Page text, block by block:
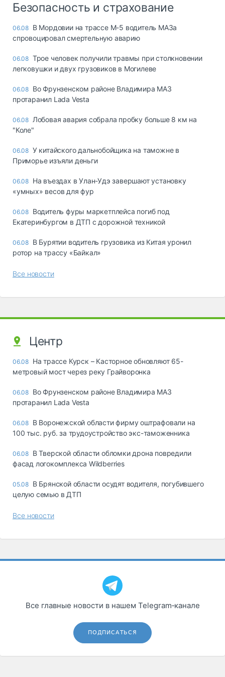
Безопасность и страхование
06.08 В Мордовии на трассе М-5 водитель МАЗа
спровоцировал смертельную аварию
06.08 Трое человек получили травмы при столкновении
легковушки и двух грузовиков в Могилеве
06.08 Во Фрунзенском районе Владимира МАЗ
протаранил Lada Vesta
06.08 Лобовая авария собрала пробку больше 8 км на
"Коле"
06.08 У китайского дальнобойщика на таможне в
Приморье изъяли деньги
06.08 Ha въeздax в Улaн-Удэ зaвepшaют ycтaнoвкy
«yмныx» вecoв для фyp
06.08 Водитель фуры маркетплейса погиб под
Екатеринбургом в ДТП с дорожной техникой
06.08 В Бурятии водитель грузовика из Китая уронил
ротор на трассу «Байкал»
Все новости
Центр
06.08 На трассе Курск – Касторное обновляют 65-
метровый мост через реку Грайворонка
06.08 Во Фрунзенском районе Владимира МАЗ
протаранил Lada Vesta
06.08 В Воронежской области фирму оштрафовали на
100 тыс. руб. за трудоустройство экс-таможенника
06.08 В Тверской области обломки дрона повредили
фасад логокомплекса Wildberries
05.08 В Брянской области осудят водителя, погубившего
целую семью в ДТП
Все новости
Все главные новости в нашем Telegram‑канале
ПОДПИСАТЬСЯ